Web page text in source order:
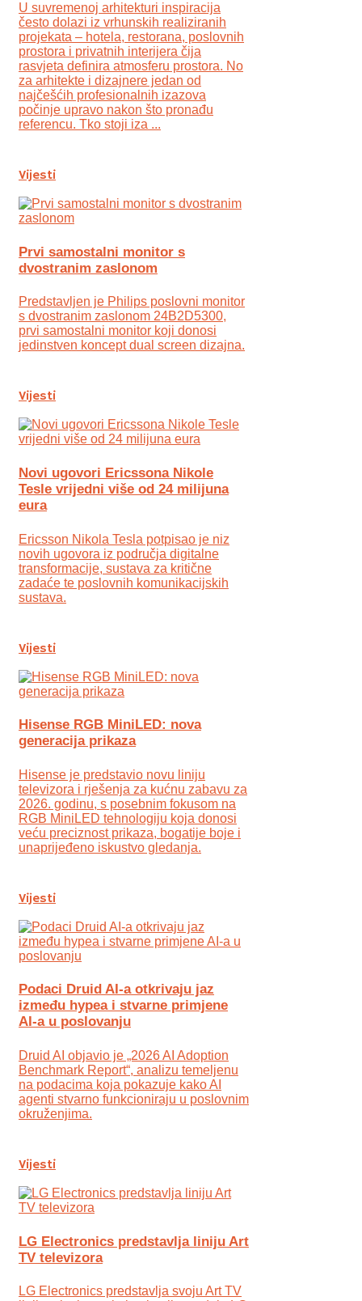
U suvremenoj arhitekturi inspiracija
često dolazi iz vrhunskih realiziranih
projekata – hotela, restorana, poslovnih
prostora i privatnih interijera čija
rasvjeta definira atmosferu prostora. No
za arhitekte i dizajnere jedan od
najčešćih profesionalnih izazova
počinje upravo nakon što pronađu
referencu. Tko stoji iza ...
Vijesti
Prvi samostalni monitor s
dvostranim zaslonom
Predstavljen je Philips poslovni monitor
s dvostranim zaslonom 24B2D5300,
prvi samostalni monitor koji donosi
jedinstven koncept dual screen dizajna.
Vijesti
Novi ugovori Ericssona Nikole
Tesle vrijedni više od 24 milijuna
eura
Ericsson Nikola Tesla potpisao je niz
novih ugovora iz područja digitalne
transformacije, sustava za kritične
zadaće te poslovnih komunikacijskih
sustava.
Vijesti
Hisense RGB MiniLED: nova
generacija prikaza
Hisense je predstavio novu liniju
televizora i rješenja za kućnu zabavu za
2026. godinu, s posebnim fokusom na
RGB MiniLED tehnologiju koja donosi
veću preciznost prikaza, bogatije boje i
unaprijeđeno iskustvo gledanja.
Vijesti
Podaci Druid AI-a otkrivaju jaz
između hypea i stvarne primjene
AI-a u poslovanju
Druid AI objavio je „2026 AI Adoption
Benchmark Report“, analizu temeljenu
na podacima koja pokazuje kako AI
agenti stvarno funkcioniraju u poslovnim
okruženjima.
Vijesti
LG Electronics predstavlja liniju Art
TV televizora
LG Electronics predstavlja svoju Art TV